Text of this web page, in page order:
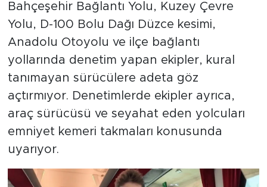
Bahçeşehir Bağlantı Yolu, Kuzey Çevre
Yolu, D-100 Bolu Dağı Düzce kesimi,
Anadolu Otoyolu ve ilçe bağlantı
yollarında denetim yapan ekipler, kural
tanımayan sürücülere adeta göz
açtırmıyor. Denetimlerde ekipler ayrıca,
araç sürücüsü ve seyahat eden yolcuları
emniyet kemeri takmaları konusunda
uyarıyor.